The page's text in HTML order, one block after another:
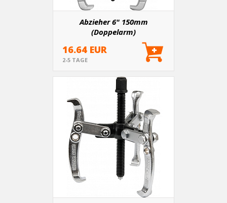
Abzieher 6" 150mm
(Doppelarm)
16.64 EUR
2-5 TAGE